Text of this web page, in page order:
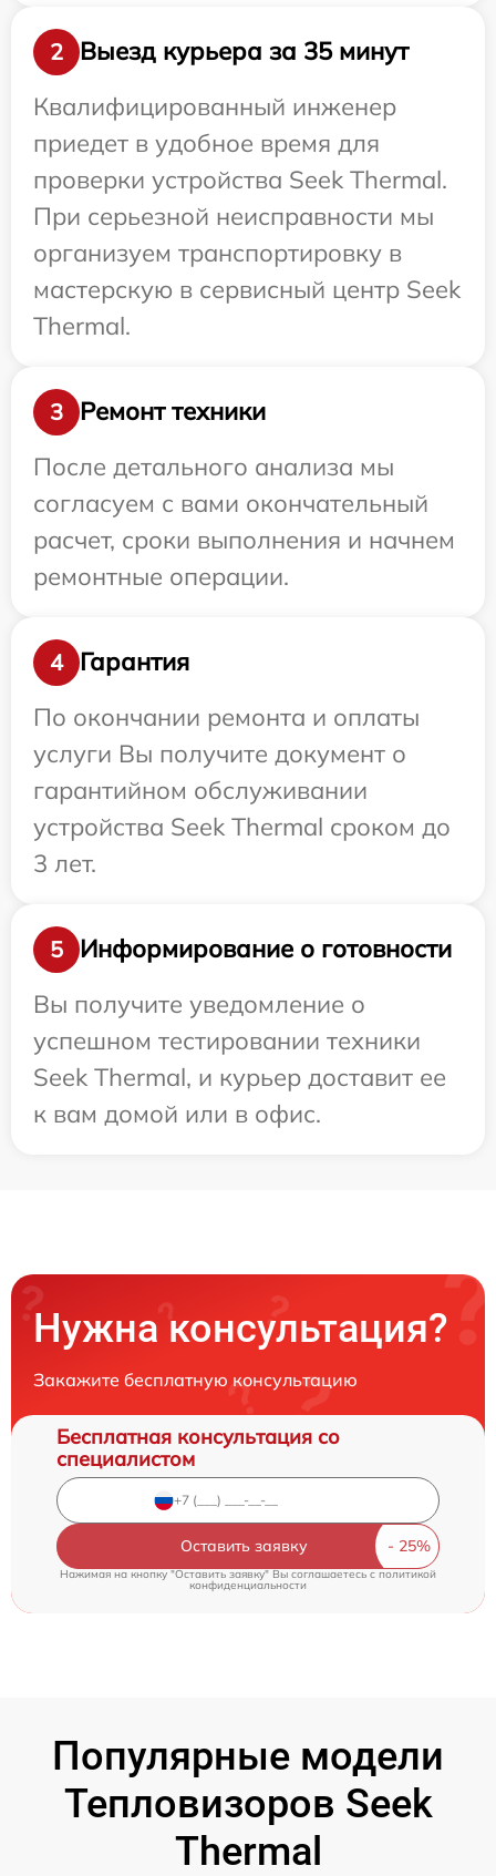
2
Выезд курьера за 35 минут
Квалифицированный инженер
приедет в удобное время для
проверки устройства Seek Thermal.
При серьезной неисправности мы
организуем транспортировку в
мастерскую в сервисный центр Seek
Thermal.
3
Ремонт техники
После детального анализа мы
согласуем с вами окончательный
расчет, сроки выполнения и начнем
ремонтные операции.
4
Гарантия
По окончании ремонта и оплаты
услуги Вы получите документ о
гарантийном обслуживании
устройства Seek Thermal сроком до
3 лет.
5
Информирование о готовности
Вы получите уведомление о
успешном тестировании техники
Seek Thermal, и курьер доставит ее
к вам домой или в офис.
Нужна консультация?
Закажите бесплатную консультацию
Бесплатная консультация со
специалистом
Оставить заявку
Нажимая на кнопку "Оставить заявку" Вы соглашаетесь cполитикой
конфиденциальности
Популярные модели
Тепловизоров Seek
Thermal